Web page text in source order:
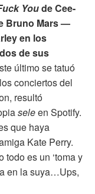
Youde Cee-
Bruno Mars —
en los
de sus
último se tatuó
conciertos del
resultó
seleen Spotify.
que haya
Kate Perry.
todo es un ‘toma y
en la suya…Ups,